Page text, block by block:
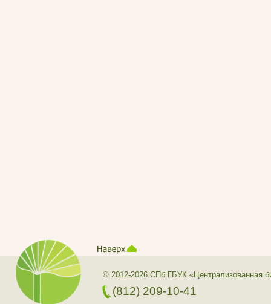
© 2012-2026 СПб ГБУК «Централизованная
(812) 209-10-41